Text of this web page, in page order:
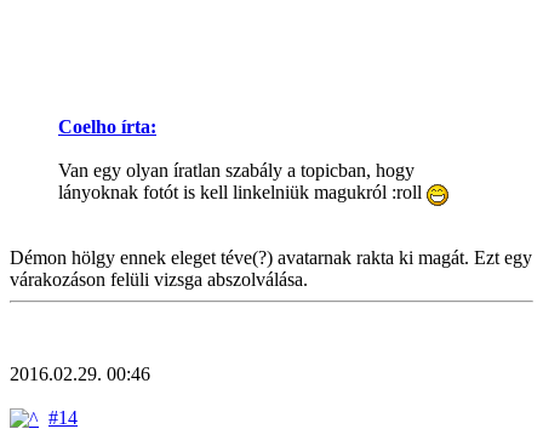
Coelho írta:
Van egy olyan íratlan szabály a topicban, hogy
lányoknak fotót is kell linkelniük magukról :roll
Démon hölgy ennek eleget téve(?) avatarnak rakta ki magát. Ezt egy
várakozáson felüli vizsga abszolválása.
2016.02.29. 00:46
#14